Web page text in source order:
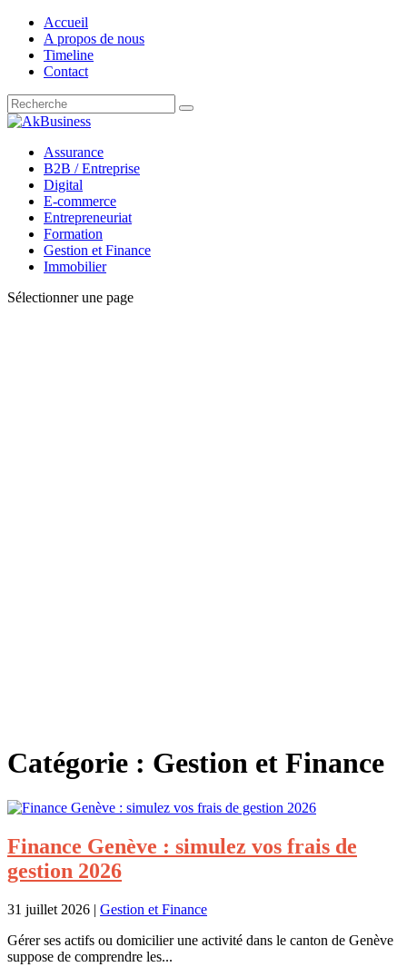
Accueil
A propos de nous
Timeline
Contact
Assurance
B2B / Entreprise
Digital
E-commerce
Entrepreneuriat
Formation
Gestion et Finance
Immobilier
Sélectionner une page
Catégorie : Gestion et Finance
Finance Genève : simulez vos frais de
gestion 2026
31 juillet 2026 | Gestion et Finance
Gérer ses actifs ou domicilier une activité dans le canton de Genève
suppose de comprendre les...